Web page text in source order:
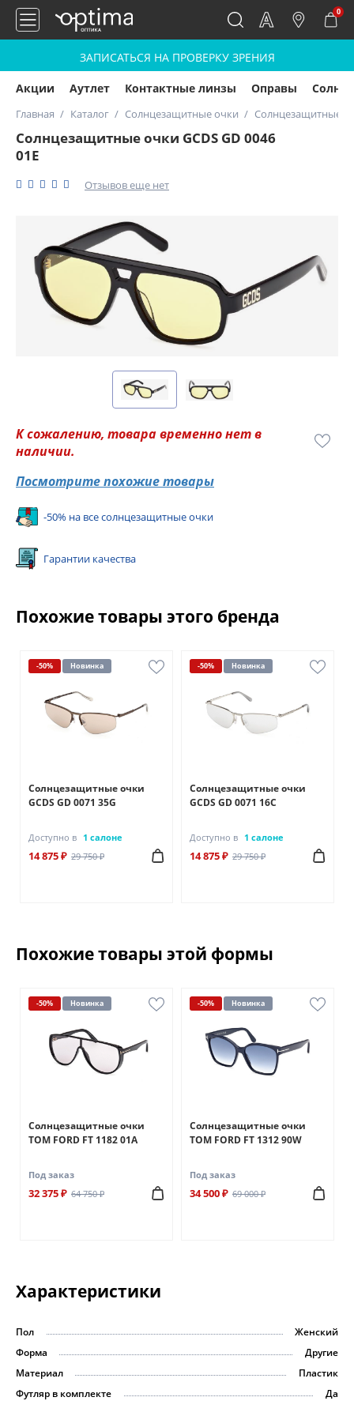
0
ЗАПИСАТЬСЯ НА ПРОВЕРКУ ЗРЕНИЯ
Акции Аутлет Контактные линзы Оправы
Главная Каталог Солнцезащитные очки Солнцезащитные
Солнцезащитные очки GCDS GD 0046
01E
Отзывов еще нет
К сожалению, товара временно нет в
наличии.
Посмотрите похожие товары
-50% на все солнцезащитные очки
Гарантии качества
Похожие товары этого бренда
-50% Новинка
Солнцезащитные очки
GCDS GD 0071 35G
Доступно в 1 салоне
14 875 ₽ 29 750 ₽
-50% Новинка
Солнцезащитные очки
GCDS GD 0071 16C
Доступно в 1 салоне
14 875 ₽ 29 750 ₽
Похожие товары этой формы
-50% Новинка
Солнцезащитные очки
TOM FORD FT 1182 01A
Под заказ
32 375 ₽ 64 750 ₽
-50% Новинка
Солнцезащитные очки
TOM FORD FT 1312 90W
Под заказ
34 500 ₽ 69 000 ₽
Характеристики
Пол
Женский
Форма
Другие
Материал
Пластик
Футляр в комплекте
Да